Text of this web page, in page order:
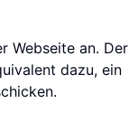
Webseite an. Der
dazu, ein